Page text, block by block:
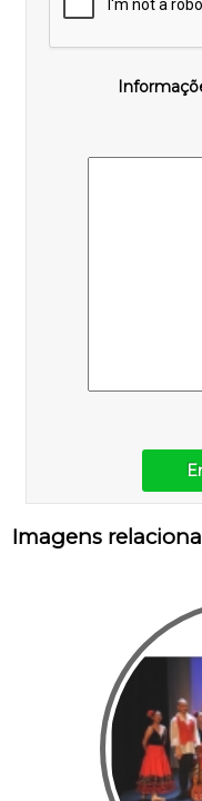
Imagens